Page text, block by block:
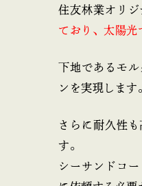
住友林業オリ
ており、太陽光
下地であるモ
ンを実現します
さらに耐久性
す。
シーサンドコ